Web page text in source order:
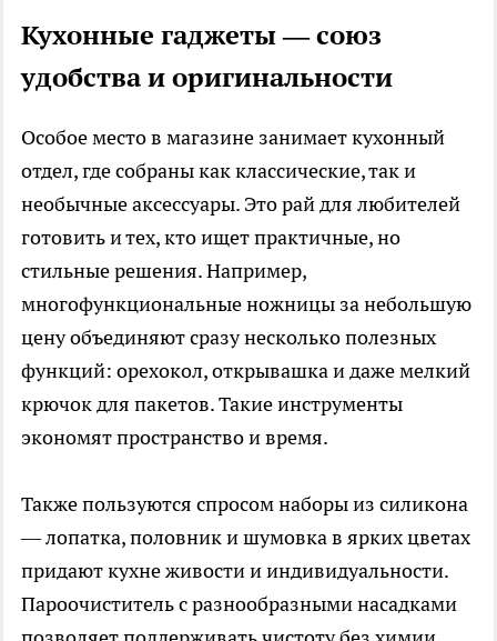
Кухонные гаджеты — союз
удобства и оригинальности
Особое место в магазине занимает кухонный
отдел, где собраны как классические, так и
необычные аксессуары. Это рай для любителей
готовить и тех, кто ищет практичные, но
стильные решения. Например,
многофункциональные ножницы за небольшую
цену объединяют сразу несколько полезных
функций: орехокол, открывашка и даже мелкий
крючок для пакетов. Такие инструменты
экономят пространство и время.
Также пользуются спросом наборы из силикона
— лопатка, половник и шумовка в ярких цветах
придают кухне живости и индивидуальности.
Пароочиститель с разнообразными насадками